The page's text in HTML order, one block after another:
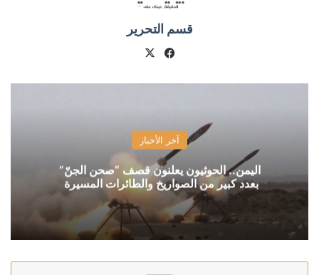
قسم التحرير
فيسبوك
آخر الأخبار
اليمن.. الحوثيون يعلنون قصف “صحن الجنّ”
بعدد كبير من الصواريخ والطائرات المسيرة